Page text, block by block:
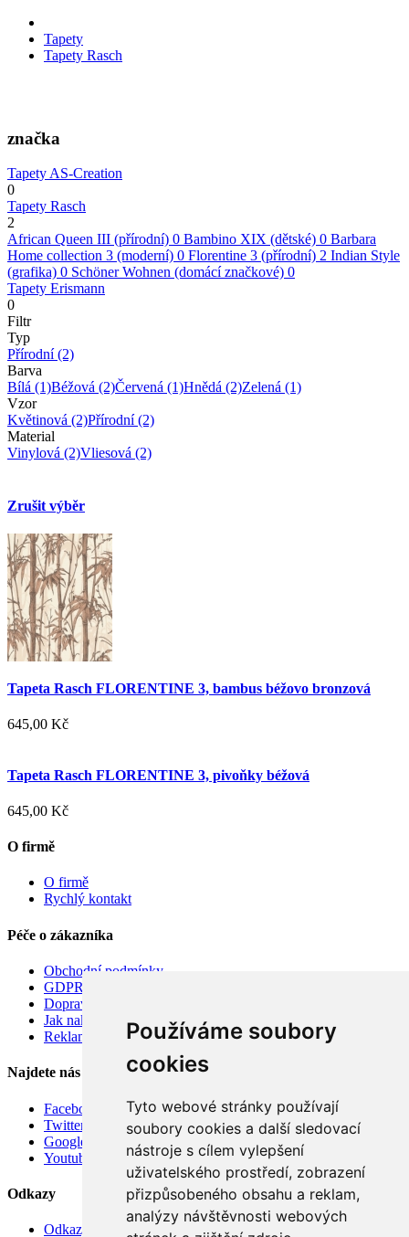
Používáme soubory
cookies
Tyto webové stránky používají
soubory cookies a další sledovací
nástroje s cílem vylepšení
uživatelského prostředí, zobrazení
přizpůsobeného obsahu a reklam,
analýzy návštěvnosti webových
Tapety
Tapety Rasch
značka
Tapety AS-Creation
0
Tapety Rasch
2
African Queen III (přírodní) 0 Bambino XIX (dětské) 0 Barbara
Home collection 3 (moderní) 0 Florentine 3 (přírodní) 2 Indian Style
(grafika) 0 Schöner Wohnen (domácí značkové) 0
Tapety Erismann
0
Filtr
Typ
Přírodní(2)
Barva
Bílá (1)Béžová (2)Červená (1)Hnědá (2)Zelená (1)
Vzor
Květinová (2)Přírodní(2)
Material
Vinylová (2)Vliesová (2)
Zrušit výběr
Tapeta Rasch FLORENTINE 3, bambus béžovo bronzová
645,00 Kč
Tapeta Rasch FLORENTINE 3, pivoňky béžová
645,00 Kč
O firmě
O firmě
Rychlý kontakt
Péče o zákazníka
Obchodní podmínky
GDPR
Doprava
Jak nakupovat
Reklamace
Najdete nás
Facebook
Twitter
Google
Youtube
Odkazy
Odkazy